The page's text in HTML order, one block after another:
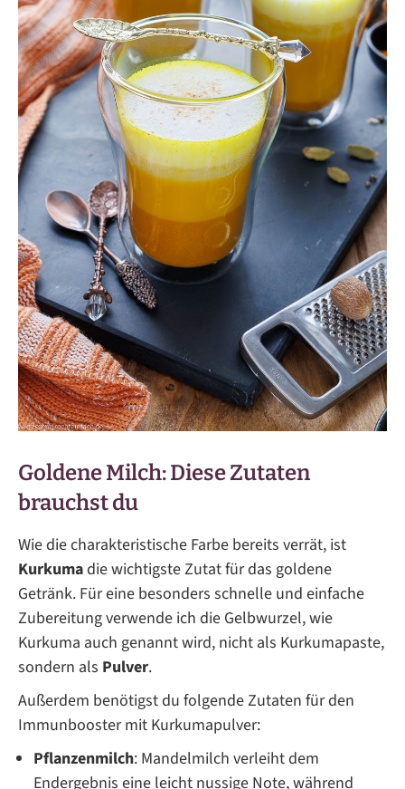
Goldene Milch: Diese Zutaten
brauchst du
Wie die charakteristische Farbe bereits verrät, ist
Kurkumadie wichtigste Zutat für das goldene
Getränk. Für eine besonders schnelle und einfache
Zubereitung verwende ich die Gelbwurzel, wie
Kurkuma auch genannt wird, nicht als Kurkumapaste,
sondern als Pulver.
Außerdem benötigst du folgende Zutaten für den
Immunbooster mit Kurkumapulver:
Pflanzenmilch: Mandelmilch verleiht dem
Endergebnis eine leicht nussige Note, während